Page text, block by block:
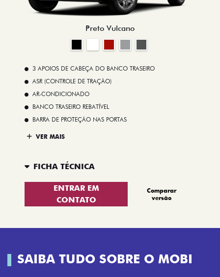
Preto Vulcano
3 APOIOS DE CABEÇA DO BANCO TRASEIRO
ASR (CONTROLE DE TRAÇÃO)
AR-CONDICIONADO
BANCO TRASEIRO REBATÍVEL
BARRA DE PROTEÇÃO NAS PORTAS
VER MAIS
FICHA TÉCNICA
ENTRAR EM
CONTATO
Comparar
versão
SAIBA TUDO SOBRE O MOBI